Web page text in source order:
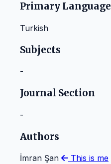
Primary Language
Turkish
Subjects
-
Journal Section
-
Authors
İmran Şan This is me